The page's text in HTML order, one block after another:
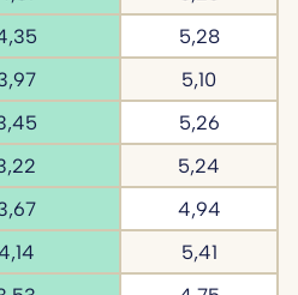
5,28
5,10
5,26
5,24
4,94
5,41